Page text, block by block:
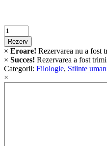
Criminalistica
quantity
Rezerv
× Eroare! Rezervarea nu a fost
× Succes! Rezervarea a fost
Categorii: Filologie, Stiinte
×